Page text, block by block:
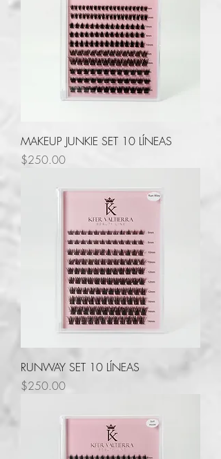
MAKEUP JUNKIE SET 10 LÍNEAS
Precio
$250.00
RUNWAY SET 10 LÍNEAS
Precio
$250.00